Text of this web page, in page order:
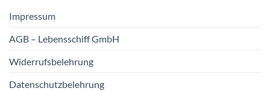
Impressum
AGB – Lebensschiff GmbH
Widerrufsbelehrung
Datenschutzbelehrung